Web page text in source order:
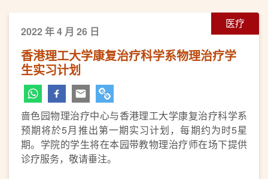
医疗
2022 年 4 月 26 日
香港理工大学康复治疗科学系物理治疗学
生实习计划
啬色园物理治疗中心与香港理工大学康复治疗科学系
预期将於5月推出第一期实习计划，每期约为时5星
期。学院的学生将在本园带教物理治疗师在场下提供
诊疗服务，敬请垂注。